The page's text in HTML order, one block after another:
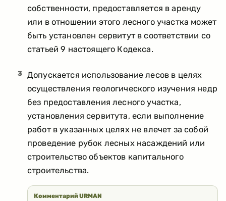
собственности, предоставляется в аренду
или в отношении этого лесного участка может
быть установлен сервитут в соответствии со
статьей 9 настоящего Кодекса.
3
Допускается использование лесов в целях
осуществления геологического изучения недр
без предоставления лесного участка,
установления сервитута, если выполнение
работ в указанных целях не влечет за собой
проведение рубок лесных насаждений или
строительство объектов капитального
строительства.
Комментарий URMAN